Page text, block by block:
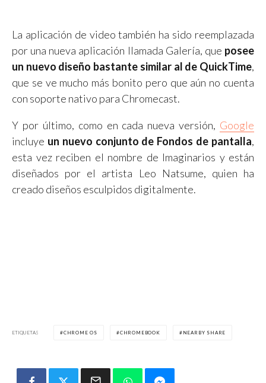
La aplicación de video también ha sido reemplazada
por una nueva aplicación llamada Galería, que posee
un nuevo diseño bastante similar al de QuickTime,
que se ve mucho más bonito pero que aún no cuenta
con soporte nativo para Chromecast.
Y por último, como en cada nueva versión, Google
incluye un nuevo conjunto de Fondos de pantalla,
esta vez reciben el nombre de Imaginarios y están
diseñados por el artista Leo Natsume, quien ha
creado diseños esculpidos digitalmente.
ETIQUETAS CHROME OS CHROMEBOOK NEARBY SHARE